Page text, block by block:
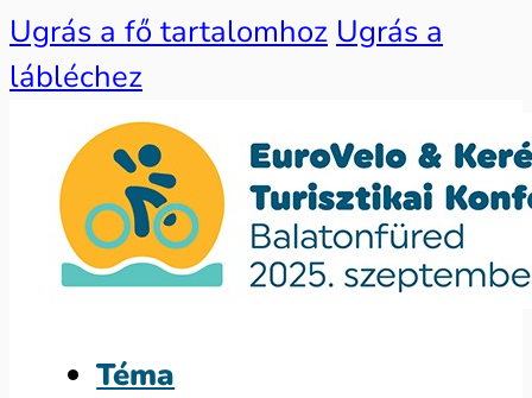
Ugrás a fő tartalomhoz Ugrás a
lábléchez
Téma